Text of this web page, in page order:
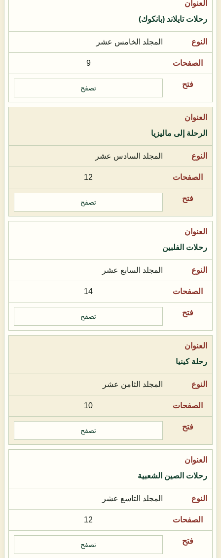
رحلات تايلاند (بانكوك)
المجلد الخامس عشر
9
تصفح
الرحلة إلى ماليزيا
المجلد السادس عشر
12
تصفح
رحلات الفلبين
المجلد السابع عشر
14
تصفح
رحلة كينيا
المجلد الثامن عشر
10
تصفح
رحلات الصين الشعبية
المجلد التاسع عشر
12
تصفح